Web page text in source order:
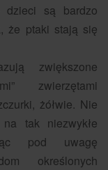
dzieci są bardzo
że ptaki stają się
zwiększone
zwierzętami
żółwie. Nie
tak niezwykłe
pod uwagę
określonych